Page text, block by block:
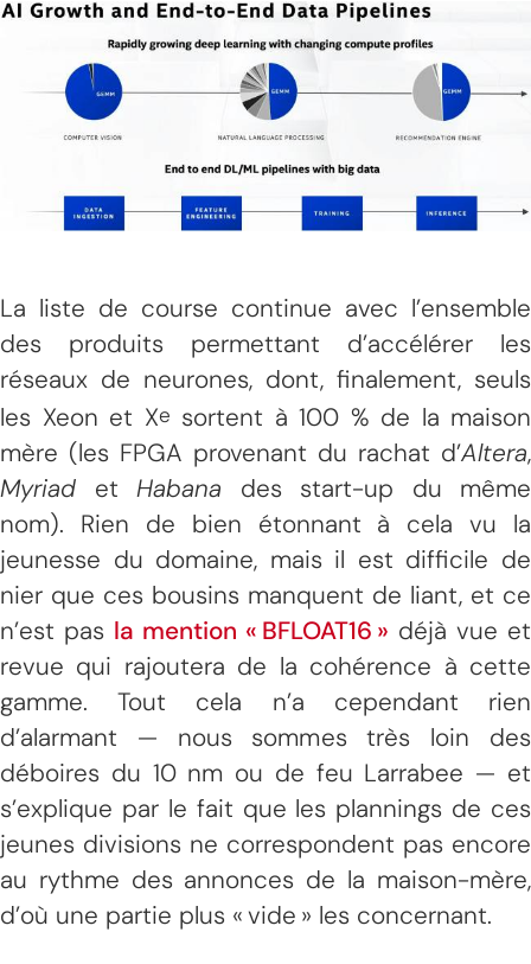
La liste de course continue avec l’ensemble
des produits permettant d’accélérer les
réseaux de neurones, dont, finalement, seuls
les Xeon et Xe sortent à 100 % de la maison
mère (les FPGA provenant du rachat d’Altera,
Myriad et Habana des start-up du même
nom). Rien de bien étonnant à cela vu la
jeunesse du domaine, mais il est difficile de
nier que ces bousins manquent de liant, et ce
n’est pas la mention « BFLOAT16 » déjà vue et
revue qui rajoutera de la cohérence à cette
gamme. Tout cela n’a cependant rien
d’alarmant — nous sommes très loin des
déboires du 10 nm ou de feu Larrabee — et
s’explique par le fait que les plannings de ces
jeunes divisions ne correspondent pas encore
au rythme des annonces de la maison-mère,
d’où une partie plus « vide » les concernant.